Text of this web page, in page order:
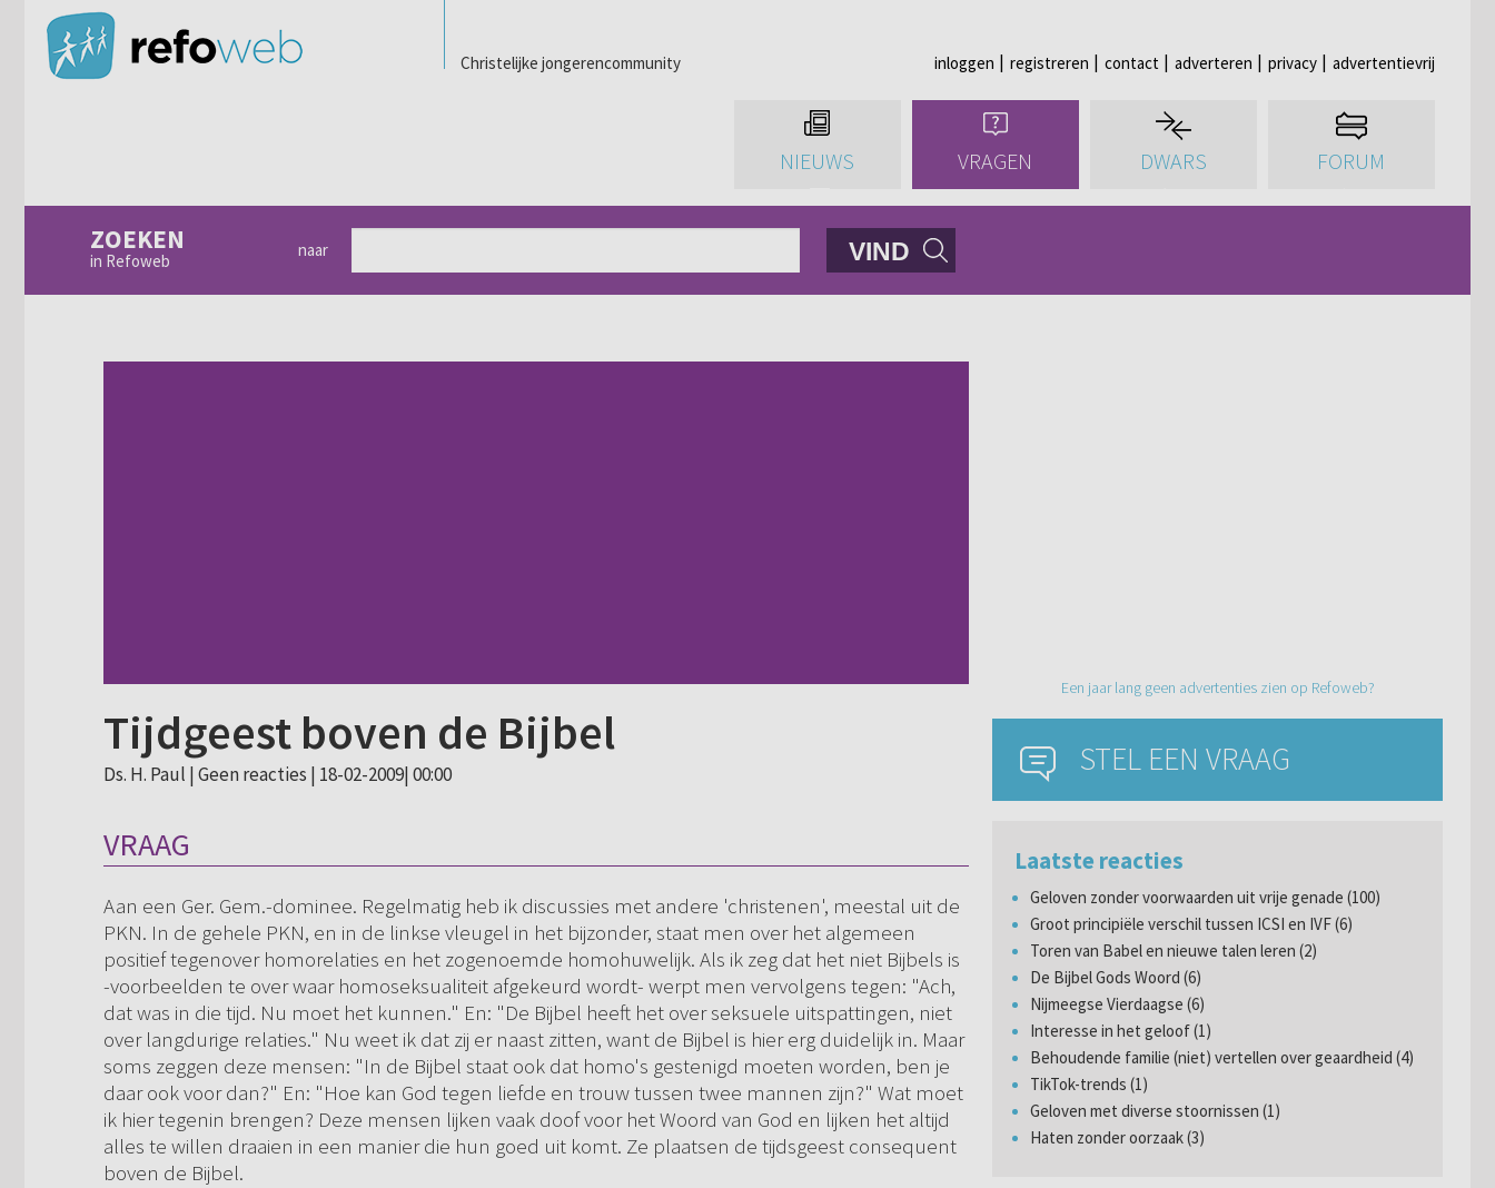
Christelijke jongerencommunity inloggen registreren contact adverteren privacy advertentievrij
NIEUWS VRAGEN DWARS FORUM
ZOEKEN
in Refoweb
naar VIND
Tijdgeest boven de Bijbel
Ds. H. Paul | Geen reacties | 18-02-2009| 00:00
VRAAG
Aan een Ger. Gem.-dominee. Regelmatig heb ik discussies met andere 'christenen', meestal uit de
PKN. In de gehele PKN, en in de linkse vleugel in het bijzonder, staat men over het algemeen
positief tegenover homorelaties en het zogenoemde homohuwelijk. Als ik zeg dat het niet Bijbels is
-voorbeelden te over waar homoseksualiteit afgekeurd wordt- werpt men vervolgens tegen: "Ach,
dat was in die tijd. Nu moet het kunnen." En: "De Bijbel heeft het over seksuele uitspattingen, niet
over langdurige relaties." Nu weet ik dat zij er naast zitten, want de Bijbel is hier erg duidelijk in. Maar
soms zeggen deze mensen: "In de Bijbel staat ook dat homo's gestenigd moeten worden, ben je
daar ook voor dan?" En: "Hoe kan God tegen liefde en trouw tussen twee mannen zijn?" Wat moet
ik hier tegenin brengen? Deze mensen lijken vaak doof voor het Woord van God en lijken het altijd
alles te willen draaien in een manier die hun goed uit komt. Ze plaatsen de tijdsgeest consequent
boven de Bijbel.
Een jaar lang geen advertenties zien op Refoweb?
STEL EEN VRAAG
Laatste reacties
Geloven zonder voorwaarden uit vrije genade (100)
Groot principiële verschil tussen ICSI en IVF (6)
Toren van Babel en nieuwe talen leren (2)
De Bijbel Gods Woord (6)
Nijmeegse Vierdaagse (6)
Interesse in het geloof (1)
Behoudende familie (niet) vertellen over geaardheid (4)
TikTok-trends (1)
Geloven met diverse stoornissen (1)
Haten zonder oorzaak (3)